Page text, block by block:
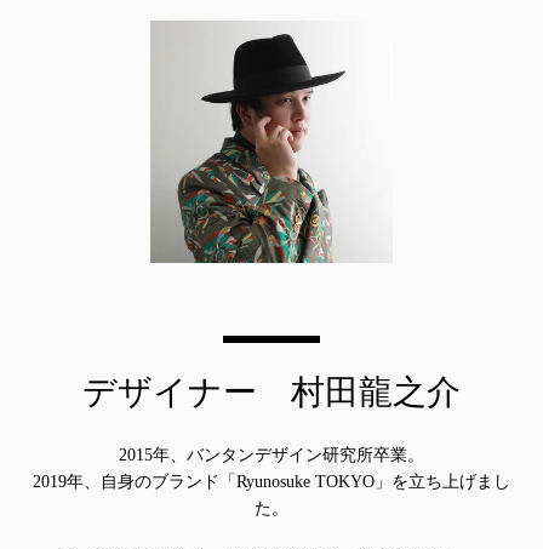
デザイナー 村田龍之介
2015年、バンタンデザイン研究所卒業。
2019年、自身のブランド「Ryunosuke TOKYO」を立ち上げまし
た。